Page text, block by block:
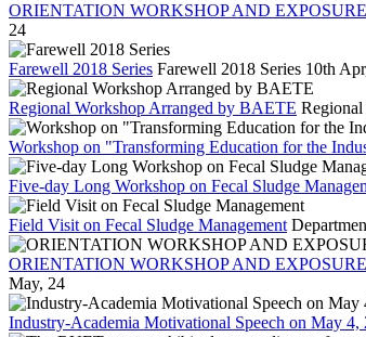
ORIENTATION WORKSHOP AND
24
Farewell 2018 Series Farewell 2018 Series 10th
Regional Workshop Arranged by BAETE
Workshop on "Transforming Education for the
Five-day Long Workshop on Fecal Sludge
Field Visit on Fecal Sludge Management
ORIENTATION WORKSHOP AND
May, 24
Industry-Academia Motivational Speech on May 4,